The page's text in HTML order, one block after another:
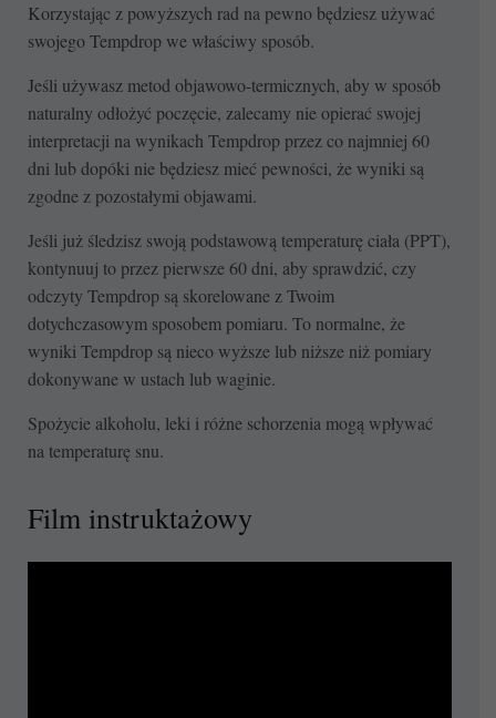
Korzystając z powyższych rad na pewno będziesz używać
swojego Tempdrop we właściwy sposób.
Jeśli używasz metod objawowo-termicznych, aby w sposób
naturalny odłożyć poczęcie, zalecamy nie opierać swojej
interpretacji na wynikach Tempdrop przez co najmniej 60
dni lub dopóki nie będziesz mieć pewności, że wyniki są
zgodne z pozostałymi objawami.
Jeśli już śledzisz swoją podstawową temperaturę ciała (PPT),
kontynuuj to przez pierwsze 60 dni, aby sprawdzić, czy
odczyty Tempdrop są skorelowane z Twoim
dotychczasowym sposobem pomiaru. To normalne, że
wyniki Tempdrop są nieco wyższe lub niższe niż pomiary
dokonywane w ustach lub waginie.
Spożycie alkoholu, leki i różne schorzenia mogą wpływać
na temperaturę snu.
Film instruktażowy